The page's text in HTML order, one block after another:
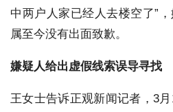
中两户人家已经人去楼空了”
属至今没有出面致歉。
嫌疑人给出虚假线索误导寻找
王女士告诉正观新闻记者，3